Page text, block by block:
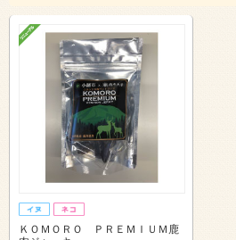
ＫＯＭＯＲＯ ＰＲＥＭＩＵＭ鹿